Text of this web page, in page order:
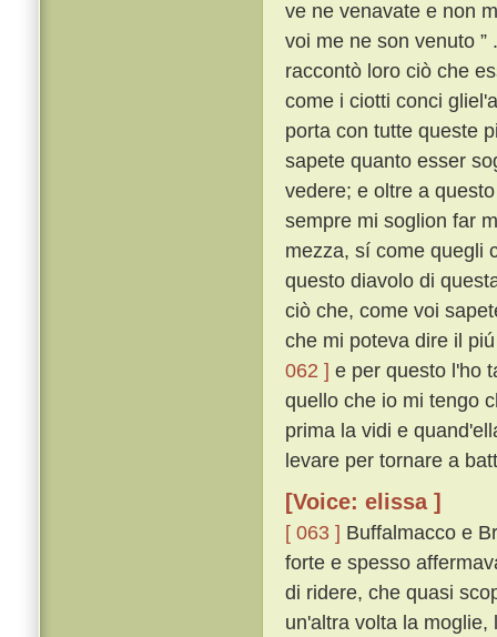
ve ne venavate e non
voi me ne son venuto ”
raccontò loro ciò che
come i ciotti conci
porta con tutte queste
sapete quanto esser
vedere; e oltre a
sempre mi soglion far
mezza, sí come quegli
questo diavolo di
ciò che, come voi
che mi poteva dire il
062 ] e per questo l'ho
quello che io mi tengo
prima la vidi e
levare per tornare a
[Voice: elissa ]
[ 063 ] Buffalmacco e
forte e spesso
di ridere, che quasi
un'altra volta la